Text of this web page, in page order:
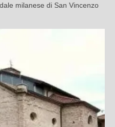
milanese di San Vincenzo